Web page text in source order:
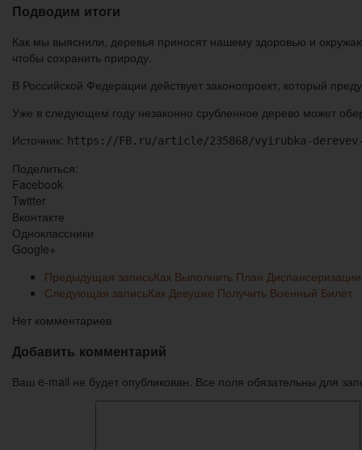
Подводим итоги
Как мы выяснили, деревья приносят нашему здоровью и
чтобы сохранить природу.
В Российской Федерации действует законопроект, который
Уже в следующем году незаконно срубленное дерево может
Источник: https://FB.ru/article/235868/vyirubka-
Поделиться:
Facebook
Twitter
Вконтакте
Одноклассники
Google+
Предыдущая записьКак Выполнить План Диспансеризации
Следующая записьКак Девушке Получить Военный Билет
Нет комментариев
Добавить комментарий
Ваш e-mail не будет опубликован. Все поля обязательны для